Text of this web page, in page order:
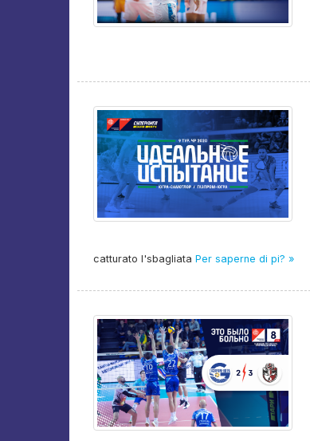
catturato l'sbagliata Per saperne di pi? »